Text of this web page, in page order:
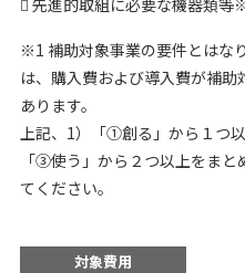
※1 補助対象事業の要件とはな
は、購入費および導入費が補
あります。
上記、1）「①創る」から１つ
「③使う」から２つ以上をま
てください。
対象費用